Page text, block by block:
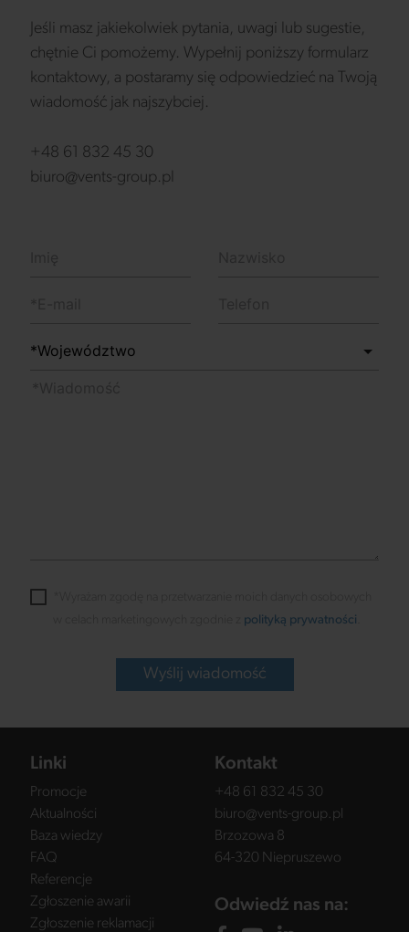
Jeśli masz jakiekolwiek pytania, uwagi lub sugestie,
chętnie Ci pomożemy. Wypełnij poniższy formularz
kontaktowy, a postaramy się odpowiedzieć na Twoją
wiadomość jak najszybciej.
+48 61 832 45 30
biuro@vents-group.pl
polityką prywatności
Wyślij wiadomość
Linki
Promocje
Aktualności
Baza wiedzy
FAQ
Referencje
Zgłoszenie awarii
Zgłoszenie reklamacji
Kontakt
+48 61 832 45 30
biuro@vents-group.pl
Brzozowa 8
64-320 Niepruszewo
Odwiedź nas na: